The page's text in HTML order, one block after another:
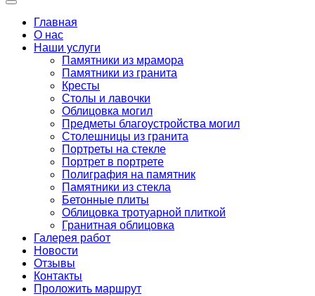
Главная
О нас
Наши услуги
Памятники из мрамора
Памятники из гранита
Кресты
Столы и лавочки
Облицовка могил
Предметы благоустройства могил
Столешницы из гранита
Портреты на стекле
Портрет в портрете
Полиграфия на памятник
Памятники из стекла
Бетонные плиты
Облицовка тротуарной плиткой
Гранитная облицовка
Галерея работ
Новости
Отзывы
Контакты
Проложить маршрут